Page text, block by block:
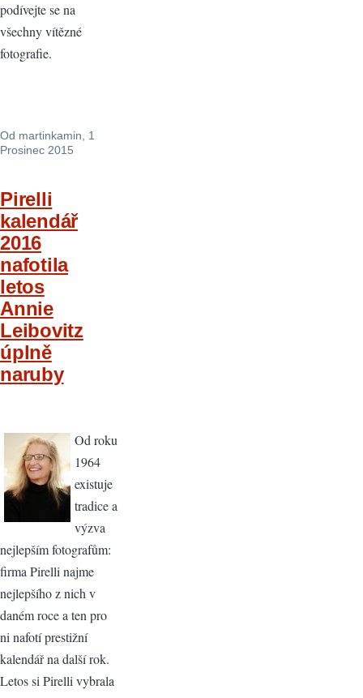
podívejte se na
všechny vítězné
fotografie.
Od martinkamin, 1
Prosinec 2015
Pirelli
kalendář
2016
nafotila
letos
Annie
Leibovitz
úplně
naruby
Od roku
1964
existuje
tradice a
výzva
nejlepším fotografům:
firma Pirelli najme
nejlepšího z nich v
daném roce a ten pro
ni nafotí prestižní
kalendář na další rok.
Letos si Pirelli vybrala